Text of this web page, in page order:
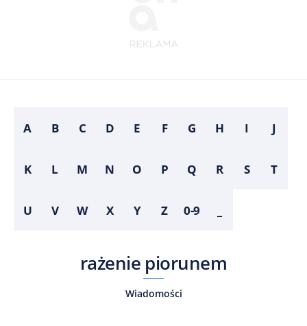
A B C D E F G H I J
K L M N O P Q R S T
U V W X Y Z 0-9
rażenie piorunem
Wiadomości